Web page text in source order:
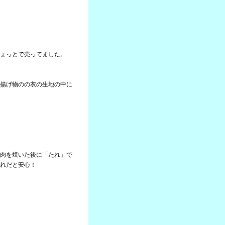
っとで売ってました。
げ物のの衣の生地の中に
を焼いた後に「たれ」で
だと安心！